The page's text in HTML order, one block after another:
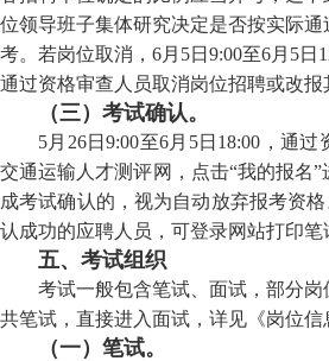
位领导班子集体研究决定是否按实际
考。若岗位取消， 6月 5日9:00至6月5日 1
通过资格审查人员取消岗位招聘或改报
（三）考试确认。
5月 26日9:00至6月 5日18:00，通过
交通运输人才测评网，点击“我的报名
成考试确认的，视为自动放弃报考资格
认成功的应聘人员，可登录网站打印笔
五、考试组织
考试一般包含笔试、面试，部分
共笔试，直接进入面试，详见《岗位信
（一）笔试。